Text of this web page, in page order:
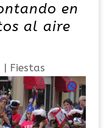
en
al aire
| Fiestas